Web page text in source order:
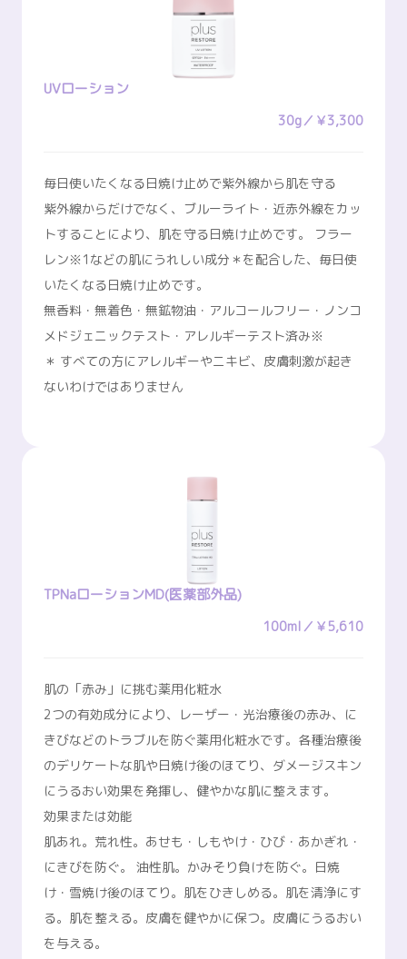
UVローション
30g／￥3,300
毎日使いたくなる日焼け止めで紫外線から肌を守る
紫外線からだけでなく、ブルーライト・近赤外線をカッ
トすることにより、肌を守る日焼け止めです。 フラー
レン※1などの肌にうれしい成分＊を配合した、毎日使
いたくなる日焼け止めです。
無香料・無着色・無鉱物油・アルコールフリー・ノンコ
メドジェニックテスト・アレルギーテスト済み※
＊ すべての方にアレルギーやニキビ、皮膚刺激が起き
ないわけではありません
TPNaローションMD(医薬部外品)
100ml／￥5,610
肌の「赤み」に挑む薬用化粧水
2つの有効成分により、レーザー・光治療後の赤み、に
きびなどのトラブルを防ぐ薬用化粧水です。各種治療後
のデリケートな肌や日焼け後のほてり、ダメージスキン
にうるおい効果を発揮し、健やかな肌に整えます。
効果または効能
肌あれ。荒れ性。あせも・しもやけ・ひび・あかぎれ・
にきびを防ぐ。 油性肌。かみそり負けを防ぐ。日焼
け・雪焼け後のほてり。肌をひきしめる。肌を清浄にす
る。肌を整える。皮膚を健やかに保つ。皮膚にうるおい
を与える。